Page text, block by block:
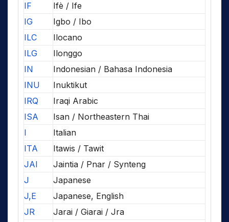
IF
Ifè / Ife
IG
Igbo / Ibo
ILC
Ilocano
ILG
Ilonggo
IN
Indonesian / Bahasa Indonesia
INU
Inuktikut
IRQ
Iraqi Arabic
ISA
Isan / Northeastern Thai
I
Italian
ITA
Itawis / Tawit
JAI
Jaintia / Pnar / Synteng
J
Japanese
J,E
Japanese, English
JR
Jarai / Giarai / Jra